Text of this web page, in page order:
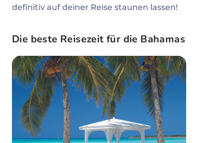
definitiv auf deiner Reise staunen lassen!
Die beste Reisezeit für die Bahamas